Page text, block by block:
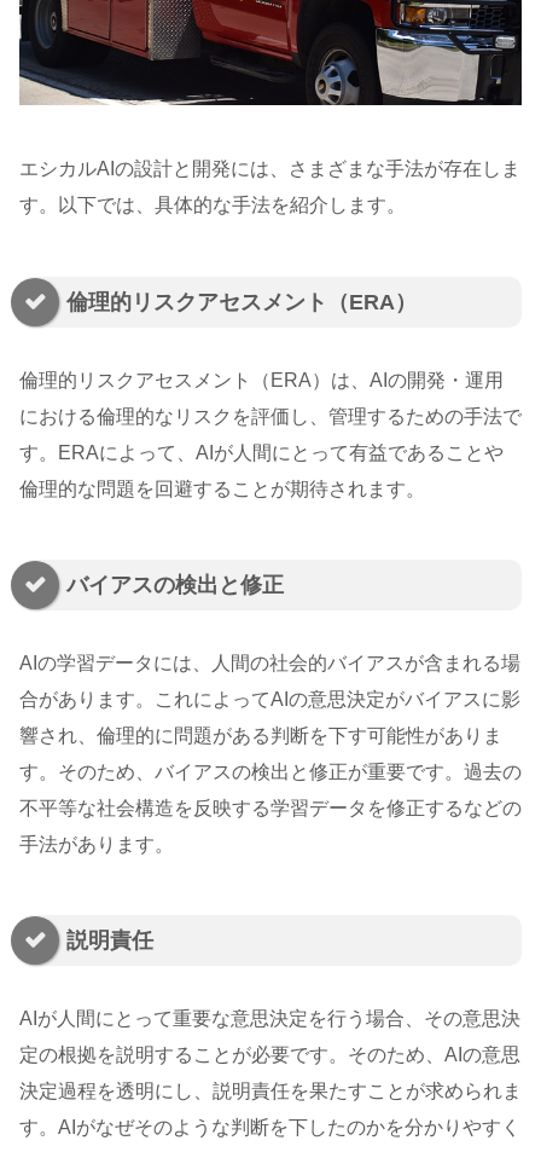
エシカルAIの設計と開発には、さまざまな手法が存在しま
す。以下では、具体的な手法を紹介します。
倫理的リスクアセスメント（ERA）
倫理的リスクアセスメント（ERA）は、AIの開発・運用
における倫理的なリスクを評価し、管理するための手法で
す。ERAによって、AIが人間にとって有益であることや
倫理的な問題を回避することが期待されます。
バイアスの検出と修正
AIの学習データには、人間の社会的バイアスが含まれる場
合があります。これによってAIの意思決定がバイアスに影
響され、倫理的に問題がある判断を下す可能性がありま
す。そのため、バイアスの検出と修正が重要です。過去の
不平等な社会構造を反映する学習データを修正するなどの
手法があります。
説明責任
AIが人間にとって重要な意思決定を行う場合、その意思決
定の根拠を説明することが必要です。そのため、AIの意思
決定過程を透明にし、説明責任を果たすことが求められま
す。AIがなぜそのような判断を下したのかを分かりやすく